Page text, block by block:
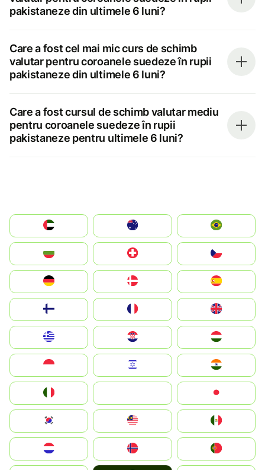
pakistaneze din ultimele 6 luni?
Care a fost cel mai mic curs de schimb
valutar pentru coroanele suedeze în rupii
pakistaneze din ultimele 6 luni?
Care a fost cursul de schimb valutar mediu
pentru coroanele suedeze în rupii
pakistaneze pentru ultimele 6 luni?
الإمارات العربية المتحدة
Switzerland
Deutschland
United Kingdom
Magyarország
South Korea